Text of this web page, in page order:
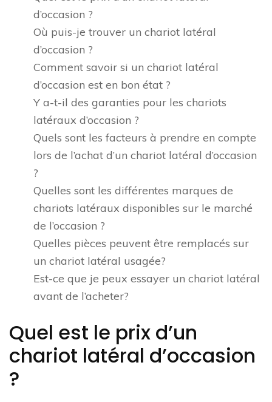
d’occasion ?
Où puis-je trouver un chariot latéral
d’occasion ?
Comment savoir si un chariot latéral
d’occasion est en bon état ?
Y a-t-il des garanties pour les chariots
latéraux d’occasion ?
Quels sont les facteurs à prendre en compte
lors de l’achat d’un chariot latéral d’occasion
?
Quelles sont les différentes marques de
chariots latéraux disponibles sur le marché
de l’occasion ?
Quelles pièces peuvent être remplacés sur
un chariot latéral usagée?
Est-ce que je peux essayer un chariot latéral
avant de l’acheter?
Quel est le prix d’un
chariot latéral d’occasion
?